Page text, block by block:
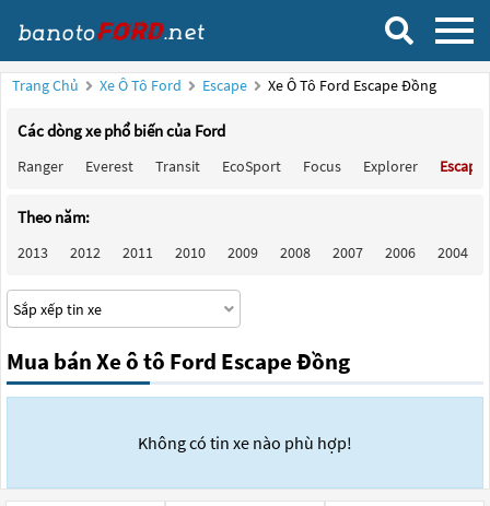
Trang Chủ Xe Ô Tô Ford Escape Xe Ô Tô Ford Escape Đồng
Các dòng xe phổ biến của Ford
Ranger Everest Transit EcoSport Focus Explorer Escape
Theo năm:
2013 2012 2011 2010 2009 2008 2007 2006 2004
Mua bán Xe ô tô Ford Escape Đồng
Không có tin xe nào phù hợp!